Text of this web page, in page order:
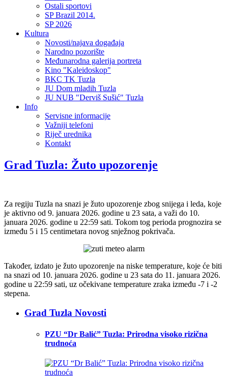
Ostali sportovi
SP Brazil 2014.
SP 2026
Kultura
Novosti/najava događaja
Narodno pozorište
Međunarodna galerija portreta
Kino "Kaleidoskop"
BKC TK Tuzla
JU Dom mladih Tuzla
JU NUB "Derviš Sušić" Tuzla
Info
Servisne informacije
Važniji telefoni
Riječ urednika
Kontakt
Grad Tuzla: Žuto upozorenje
Za regiju Tuzla na snazi je žuto upozorenje zbog snijega i leda, koje
je aktivno od 9. januara 2026. godine u 23 sata, a važi do 10.
januara 2026. godine u 22:59 sati. Tokom tog perioda prognozira se
između 5 i 15 centimetara novog snježnog pokrivača.
Također, izdato je žuto upozorenje na niske temperature, koje će biti
na snazi od 10. januara 2026. godine u 23 sata do 11. januara 2026.
godine u 22:59 sati, uz očekivane temperature zraka između -7 i -2
stepena.
Grad Tuzla Novosti
PZU “Dr Balić” Tuzla: Prirodna visoko rizična
trudnoća